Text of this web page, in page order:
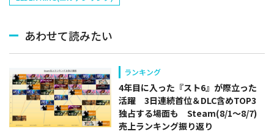
あわせて読みたい
ランキング
4年目に入った『スト6』が際立った
活躍 3日連続首位＆DLC含めTOP3
独占する場面も Steam(8/1～8/7)
売上ランキング振り返り